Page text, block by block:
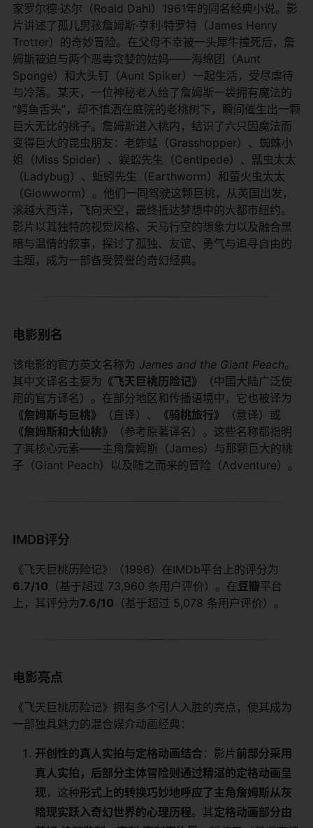
家罗尔德·达尔（Roald Dahl）1961年的同名经典小说。影
片讲述了孤儿男孩詹姆斯·亨利·特罗特（James Henry
Trotter）的奇妙冒险。在父母不幸被一头犀牛撞死后，詹
姆斯被迫与两个恶毒贪婪的姑妈——海绵团（Aunt
Sponge）和大头钉（Aunt Spiker）一起生活，受尽虐待
与冷落。某天，一位神秘老人给了詹姆斯一袋拥有魔法的
“鳄鱼舌头”，却不慎洒在庭院的老桃树下，瞬间催生出一颗
巨大无比的桃子。詹姆斯进入桃内，结识了六只因魔法而
变得巨大的昆虫朋友：老蚱蜢（Grasshopper）、蜘蛛小
姐（Miss Spider）、蜈蚣先生（Centipede）、瓢虫太太
（Ladybug）、蚯蚓先生（Earthworm）和萤火虫太太
（Glowworm）。他们一同驾驶这颗巨桃，从英国出发，
滚越大西洋，飞向天空，最终抵达梦想中的大都市纽约。
影片以其独特的视觉风格、天马行空的想象力以及融合黑
暗与温情的叙事，探讨了孤独、友谊、勇气与追寻自由的
主题，成为一部备受赞誉的奇幻经典。
电影别名
该电影的官方英文名称为 James and the Giant Peach。
其中文译名主要为​ ​《飞天巨桃历险记》​
​（中国大陆广泛使
用的官方译名）。在部分地区和传播语境中，它也被译为​
《詹姆斯与巨桃》​
​（直译）、​ ​《骑桃旅行》​ ​（意译）或​
《詹姆斯和大仙桃》​
​（参考原著译名）。这些名称都指明
了其核心元素——主角詹姆斯（James）与那颗巨大的桃
子（Giant Peach）以及随之而来的冒险（Adventure）。
IMDB评分
《飞天巨桃历险记》（1996）在IMDb平台上的评分为​
6.7/10​ ​（基于超过 73,960 条用户评价）。在​​豆瓣​​平台
上，其评分为​​7.6/10​ ​（基于超过 5,078 条用户评价）。
电影亮点
《飞天巨桃历险记》拥有多个引人入胜的亮点，使其成为
一部独具魅力的混合媒介动画经典：
​开创性的真人实拍与定格动画结合​ ​：影片​​前部分采用
真人实拍，后部分主体冒险则通过精湛的定格动画呈
现​ ​，这种​​形式上的转换巧妙地呼应了主角詹姆斯从灰
暗现实跃入奇幻世界的心理历程​​。其​​定格动画部分由